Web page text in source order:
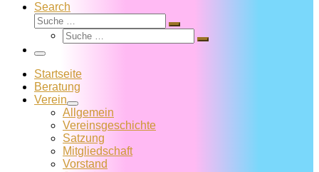
Search
Suche
Suche
Suche
Suche
Menü
Startseite
Beratung
Verein
Allgemein
Vereins­geschichte
Satzung
Mitglied­schaft
Vorstand